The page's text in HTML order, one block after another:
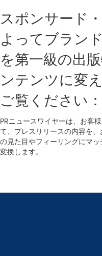
スポンサード
よってブラン
を第一級の出
ンテンツに変
ご覧ください：
PRニュースワイヤーは、お客
て、プレスリリースの内容を
の見た目やフィーリングにマ
変換します。